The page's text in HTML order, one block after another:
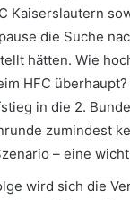
Kaiserslautern
die Suche
hätten. Wie
HFC
in die 2.
zumindest
– eine
wird sich die